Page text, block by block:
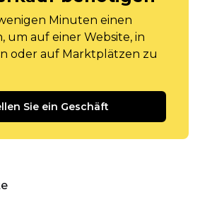
Minuten einen
um auf einer Website, in
oder auf Marktplätzen zu
Sie ein Geschäft